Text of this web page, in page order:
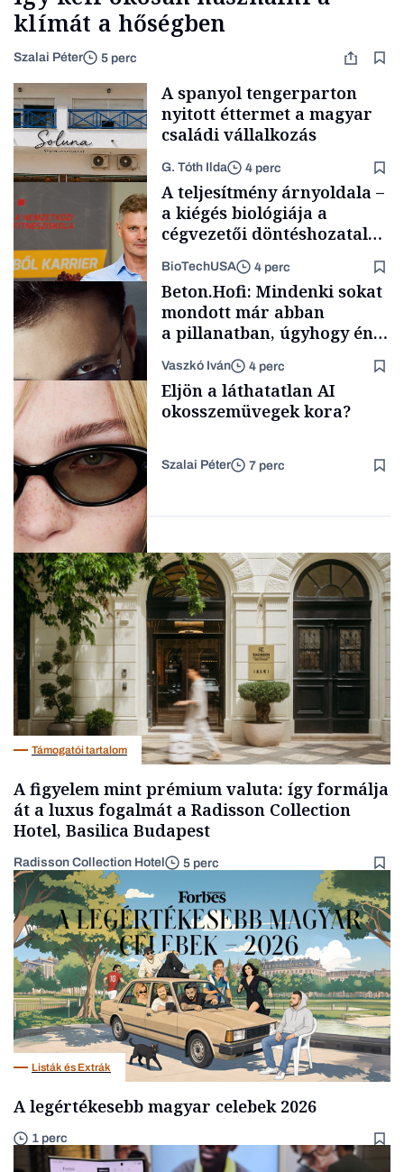
klímát a hőségben
Szalai Péter 5 perc
Gasztró
A spanyol tengerparton
nyitott éttermet a magyar
családi vállalkozás
G. Tóth Ilda 4 perc
Content Lab HUB
A teljesítmény árnyoldala –
a kiégés biológiája a
cégvezetői döntéshozatal
BioTechUSA 4 perc
Forbes-sztori
Beton.Hofi: Mindenki sokat
mondott már abban
a pillanatban, úgyhogy én
a legsarkosabb
gondolataimat akartam
kimondani
Vaszkó Iván 4 perc
AI
Eljön a láthatatlan AI
okosszemüvegek kora?
Szalai Péter 7 perc
Támogatói tartalom
A figyelem mint prémium valuta: így formálja
át a luxus fogalmát a Radisson Collection
Hotel, Basilica Budapest
Radisson Collection Hotel 5 perc
Listák és Extrák
A legértékesebb magyar celebek 2026
1 perc